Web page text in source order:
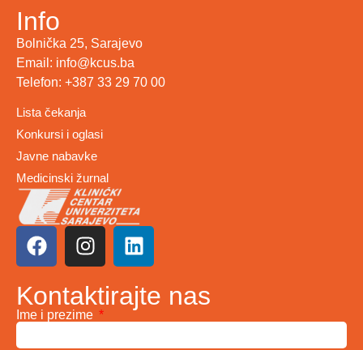
Info
Bolnička 25, Sarajevo
Email: info@kcus.ba
Telefon: +387 33 29 70 00
Lista čekanja
Konkursi i oglasi
Javne nabavke
Medicinski žurnal
Kontaktirajte nas
Ime i prezime